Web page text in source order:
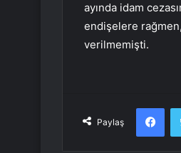
ayında idam
endişelere
verilmemişti.
Paylaş